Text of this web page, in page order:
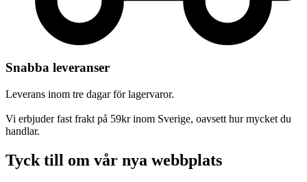
Snabba leveranser
Leverans inom tre dagar för lagervaror.
Vi erbjuder fast frakt på 59kr inom Sverige, oavsett hur mycket du
handlar.
Tyck till om vår nya webbplats